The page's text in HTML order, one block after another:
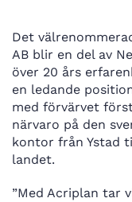
Det
AB blir en del av
över 20 års
en ledande
med förvärvet
närvaro på den
kontor från Ystad
landet.
”Med Acriplan tar